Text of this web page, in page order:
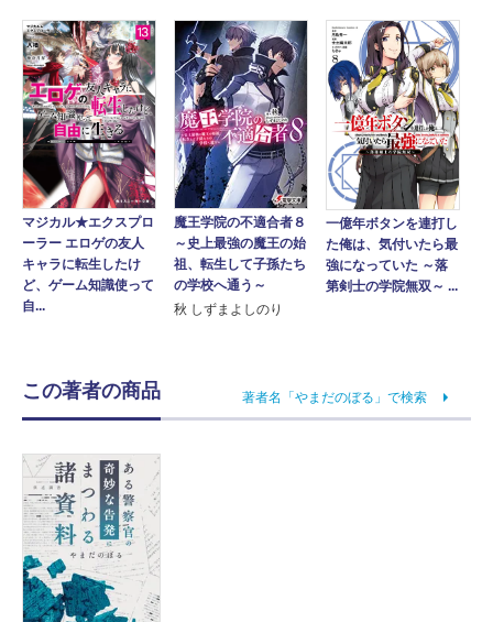
マジカル★エクスプロ
ーラー エロゲの友人
キャラに転生したけ
ど、ゲーム知識使って
自...
魔王学院の不適合者８
～史上最強の魔王の始
祖、転生して子孫たち
の学校へ通う～
秋 しずまよしのり
一億年ボタンを連打し
た俺は、気付いたら最
強になっていた ～落
第剣士の学院無双～ ...
この著者の商品 著者名「やまだのぼる」で検索